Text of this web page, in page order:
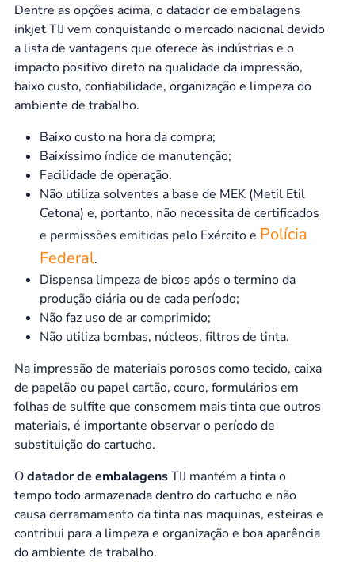
Dentre as opções acima, o datador de embalagens
inkjet TIJ vem conquistando o mercado nacional devido
a lista de vantagens que oferece às indústrias e o
impacto positivo direto na qualidade da impressão,
baixo custo, confiabilidade, organização e limpeza do
ambiente de trabalho.
Baixo custo na hora da compra;
Baixíssimo índice de manutenção;
Facilidade de operação.
Não utiliza solventes a base de MEK (Metil Etil
Cetona) e, portanto, não necessita de certificados
e permissões emitidas pelo Exército e Polícia
Federal.
Dispensa limpeza de bicos após o termino da
produção diária ou de cada período;
Não faz uso de ar comprimido;
Não utiliza bombas, núcleos, filtros de tinta.
Na impressão de materiais porosos como tecido, caixa
de papelão ou papel cartão, couro, formulários em
folhas de sulfite que consomem mais tinta que outros
materiais, é importante observar o período de
substituição do cartucho.
Odatador de embalagensTIJ mantém a tinta o
tempo todo armazenada dentro do cartucho e não
causa derramamento da tinta nas maquinas, esteiras e
contribui para a limpeza e organização e boa aparência
do ambiente de trabalho.